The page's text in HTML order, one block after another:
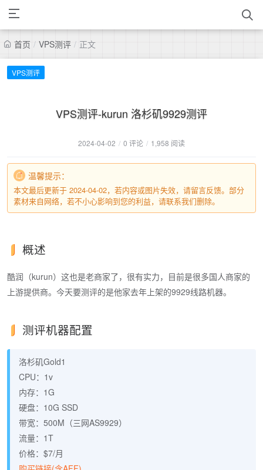
首页 / VPS测评 / 正文
VPS测评
VPS测评-kurun 洛杉矶9929测评
2024-04-02 / 0 评论 / 1,958 阅读
温馨提示：
本文最后更新于 2024-04-02，若内容或图片失效，请留言反馈。部分
素材来自网络，若不小心影响到您的利益，请联系我们删除。
概述
酷润（kurun）这也是老商家了，很有实力，目前是很多国人商家的
上游提供商。今天要测评的是他家去年上架的9929线路机器。
测评机器配置
洛杉矶Gold1
CPU：1v
内存：1G
硬盘：10G SSD
带宽：500M（三网AS9929）
流量：1T
价格：$7/月